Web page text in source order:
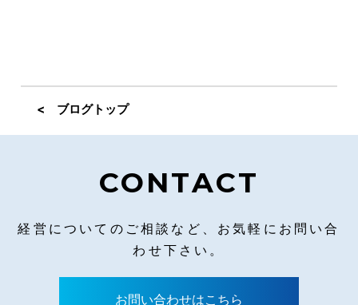
< ブログトップ
CONTACT
経営についてのご相談など、お気軽にお問い合
わせ下さい。
お問い合わせはこちら